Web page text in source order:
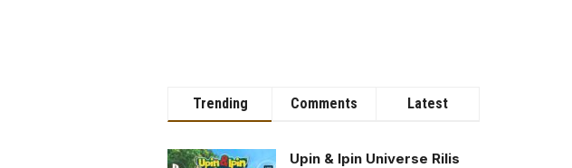
Trending Comments Latest
Upin & Ipin Universe Rilis